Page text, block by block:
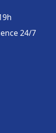
24/7